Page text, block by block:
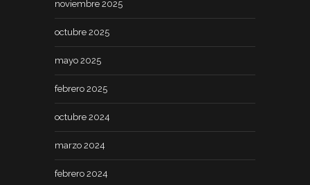
noviembre 2025
octubre 2025
mayo 2025
febrero 2025
octubre 2024
marzo 2024
febrero 2024